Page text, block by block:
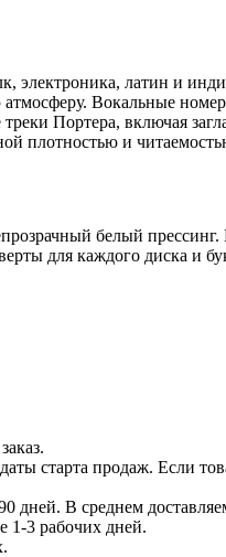
латин и
Вокальные
Портера, включая
плотностью и
белый
для каждого диска и
старта продаж. Если
дней. В среднем
1-3 рабочих дней.